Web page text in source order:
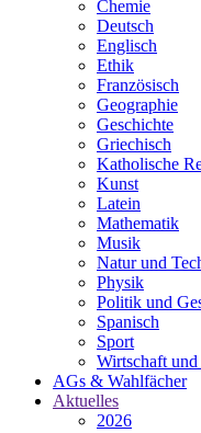
Chemie
Deutsch
Englisch
Ethik
Französisch
Geographie
Geschichte
Griechisch
Katholische
Kunst
Latein
Mathematik
Musik
Natur und
Physik
Politik und
Spanisch
Sport
Wirtschaft
AGs & Wahlfächer
Aktuelles
2026